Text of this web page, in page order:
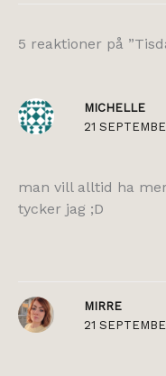
5 reaktioner på
MICHELLE
21
man vill alltid ha
tycker jag ;D
MIRRE
21